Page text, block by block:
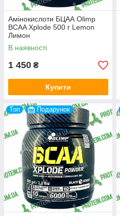
Амінокислоти БЦАА Olimp
BCAA Xplode 500 г Lemon
Лимон
В наявності
1 450 ₴
Купити
Топ Подарунок